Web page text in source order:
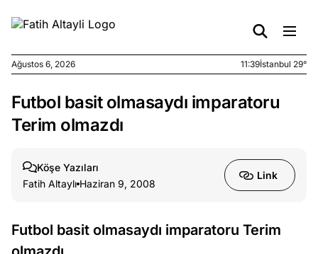
Ağustos
6, 2026
5, 2026
Ağustos 6, 2026 11:39İstanbul 29°
Futbol basit olmasaydı imparatoru
Terim olmazdı
Köşe Yazıları
Fatih Altaylı Haziran 9, 2008
Link
Futbol basit olmasaydı imparatoru Terim